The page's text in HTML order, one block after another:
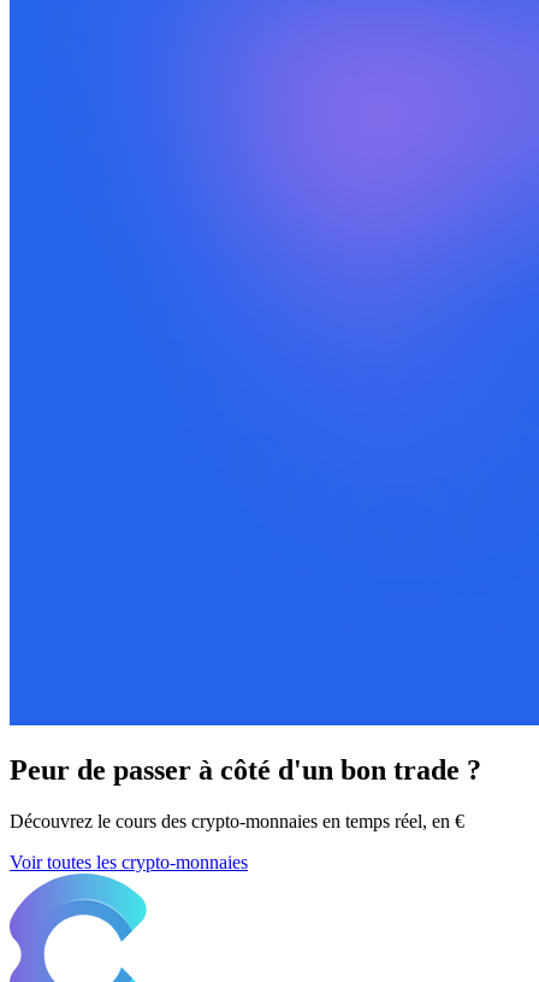
Peur de passer à côté d'un bon trade ?
Découvrez le cours des crypto-monnaies en temps réel, en €
Voir toutes les crypto-monnaies